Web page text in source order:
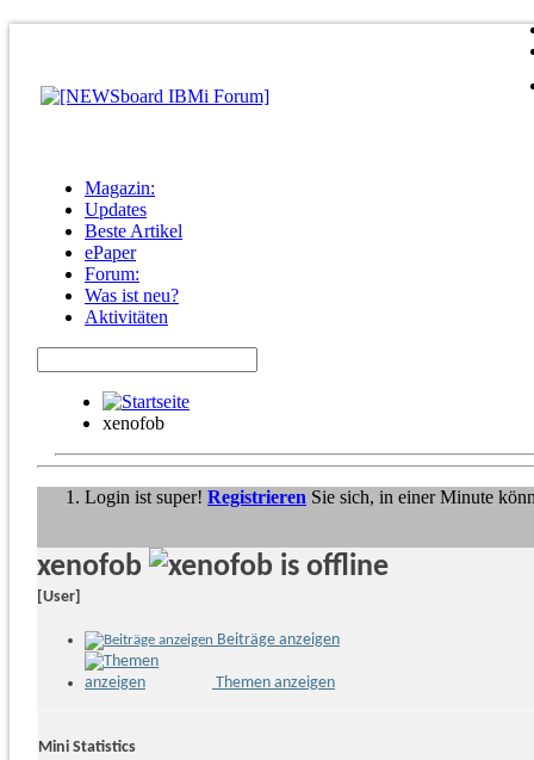
Magazin:
Updates
Beste Artikel
ePaper
Forum:
Was ist neu?
Aktivitäten
xenofob
Login ist super! Registrieren Sie sich, in einer Minute
xenofob
[User]
Beiträge anzeigen
Themen anzeigen
Mini Statistics